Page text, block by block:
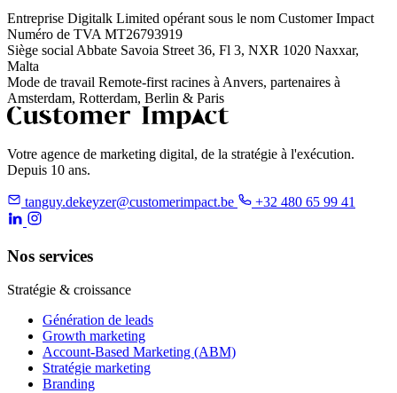
Entreprise Digitalk Limited opérant sous le nom Customer Impact
Numéro de TVA MT26793919
Siège social Abbate Savoia Street 36, Fl 3, NXR 1020 Naxxar,
Malta
Mode de travail Remote-first racines à Anvers, partenaires à
Amsterdam, Rotterdam, Berlin & Paris
Votre agence de marketing digital, de la stratégie à l'exécution.
Depuis 10 ans.
tanguy.dekeyzer@customerimpact.be +32 480 65 99 41
Nos services
Stratégie & croissance
Génération de leads
Growth marketing
Account-Based Marketing (ABM)
Stratégie marketing
Branding